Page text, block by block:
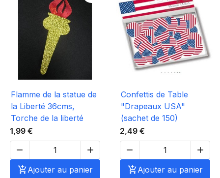
Flamme de la statue de
la Liberté 36cms,
Torche de la liberté
1,99 €


Ajouter au panier
Confettis de Table
"Drapeaux USA"
(sachet de 150)
2,49 €


Ajouter au panier